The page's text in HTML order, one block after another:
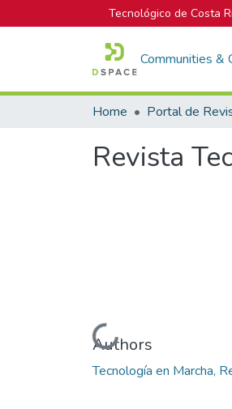
Tecnológico de Costa
Communities &
Home
Revista
Loading...
Authors
Tecnología en Marcha,